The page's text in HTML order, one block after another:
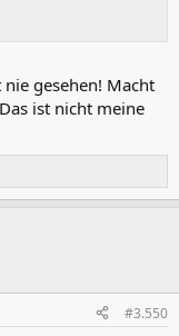
gesehen! Macht
ist nicht meine
#3.550